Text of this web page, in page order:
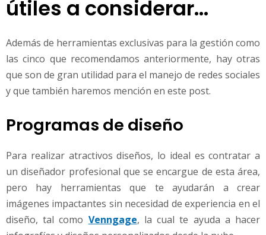
útiles a considerar...
Además de herramientas exclusivas para la gestión como
las cinco que recomendamos anteriormente, hay otras
que son de gran utilidad para el manejo de redes sociales
y que también haremos mención en este post.
Programas de diseño
Para realizar atractivos diseños, lo ideal es contratar a
un diseñador profesional que se encargue de esta área,
pero hay herramientas que te ayudarán a crear
imágenes impactantes sin necesidad de experiencia en el
diseño, tal como Venngage, la cual te ayuda a hacer